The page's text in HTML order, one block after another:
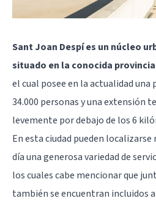
Sant Joan Despí es un núcleo
situado en la conocida
el cual posee en la actualidad
34.000 personas y una extensión
levemente por debajo de los 6
En esta ciudad pueden
día una generosa variedad de
los cuales cabe mencionar que
también se encuentran incluidos